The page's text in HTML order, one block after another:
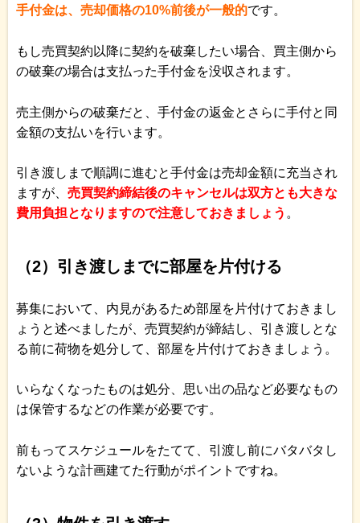
手付金は、売却価格の10%前後が一般的です。
もし売買契約以降に契約を破棄したい場合、買主側から
の破棄の場合は支払った手付金を没収されます。
売主側からの破棄だと、手付金の返金とさらに手付と同
金額の支払いを行います。
引き渡しまで順調に進むと手付金は売却金額に充当され
ますが、 売買契約締結後のキャンセルは双方とも大きな
費用負担となりますので注意しておきましょう 。
（2）引き渡しまでに部屋を片付ける
募集において、内見があるため部屋を片付けておきまし
ょうと述べましたが、売買契約が締結し、引き渡しとな
る前に荷物を処分して、部屋を片付けておきましょう。
いらなくなったものは処分、思い出の品など必要なもの
は保管するなどの作業が必要です。
前もってスケジュールをたてて、引渡し前にバタバタし
ないような計画建てた行動がポイントですね。